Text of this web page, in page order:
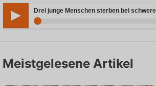
Meistgelesene Artikel